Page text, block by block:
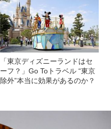
「東京ディズニーランドはセ
ーフ？」Go Toトラベル “東京
除外”本当に効果があるのか？